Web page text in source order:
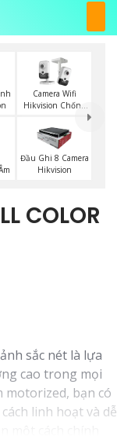
Camera Wifi
Hikvision Chống
Đầu Ghi 8 Camera
Hikvision
COLOR
sắc nét là lựa
cao trong mọi
motorized, bạn có
linh hoạt và dễ